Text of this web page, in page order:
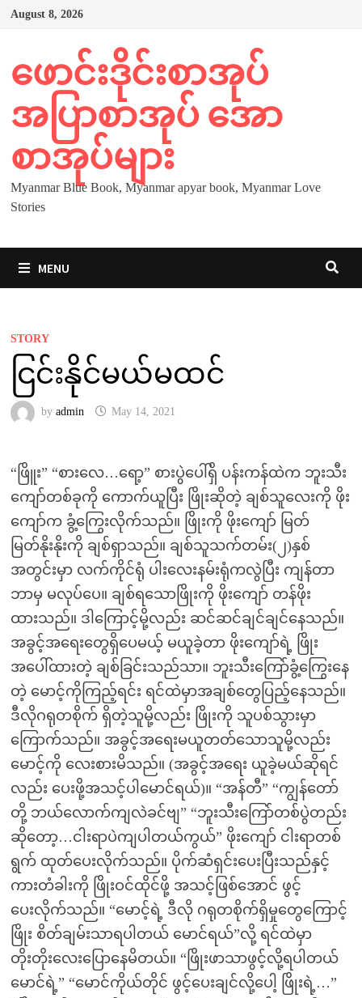
Skip
August 8, 2026
ဖောင်းဒိုင်းစာအုပ်
အပြာစာအုပ် အော
စာအုပ်များ
Myanmar Blue Book, Myanmar apyar book, Myanmar Love
Stories
MENU
STORY
ငြင်းနိုင်မယ်မထင်
by admin May 14, 2021
“ဖြိူး” “စားလေ…ရော့” စားပွဲပေါ်ရှိ ပန်းကန်ထဲက ဘူးသီး
ကျော်တစ်ခုကို ကောက်ယူပြီး ဖြိုးဆိုတဲ့ ချစ်သူလေးကို ဖိုး
ကျော်က ခွံ့ကြွေးလိုက်သည်။ ဖြိုးကို ဖိုးကျော် မြတ်
မြတ်နိုးနိုးကို ချစ်ရှာသည်။ ချစ်သူသက်တမ်း(၂)နှစ်
အတွင်းမှာ လက်ကိုင်ရုံ ပါးလေးနမ်းရုံကလွဲပြီး ကျန်တာ
ဘာမှ မလုပ်ပေ။ ချစ်ရသောဖြိုးကို ဖိုးကျော် တန်ဖိုး
ထားသည်။ ဒါကြောင့်မို့လည်း ဆင်ဆင်ချင်ချင်နေသည်။
အခွင့်အရေးတွေရှိပေမယ့် မယူခဲ့တာ ဖိုးကျော်ရဲ့ ဖြိုး
အပေါ်ထားတဲ့ ချစ်ခြင်းသည်သာ။ ဘူးသီးကြော်ခွံ့ကြွေးနေ
တဲ့ မောင့်ကိုကြည့်ရင်း ရင်ထဲမှာအချစ်တွေပြည့်နေသည်။
ဒီလိုဂရုတစိုက် ရှိတဲ့သူမို့လည်း ဖြိုးကို သူပစ်သွားမှာ
ကြောက်သည်။ အခွင့်အရေးမယူတတ်သောသူမို့လည်း
မောင့်ကို လေးစားမိသည်။ (အခွင့်အရေး ယူခဲ့မယ်ဆိုရင်
လည်း ပေးဖို့အသင့်ပါမောင်ရယ်)။ “အန်တီ” “ကျွန်တော်
တို့ ဘယ်လောက်ကျလဲခင်ဗျ” “ဘူးသီးကြော်တစ်ပွဲတည်း
ဆိုတော့…ငါးရာပဲကျပါတယ်ကွယ်” ဖိုးကျော် ငါးရာတစ်
ရွက် ထုတ်ပေးလိုက်သည်။ ပိုက်ဆံရှင်းပေးပြီးသည်နှင့်
ကားတံခါးကို ဖြိုးဝင်ထိုင်ဖို့ အသင့်ဖြစ်အောင် ဖွင့်
ပေးလိုက်သည်။ “မောင့်ရဲ့ ဒီလို ဂရုတစိုက်ရှိမှုတွေကြောင့်
ဖြိုး စိတ်ချမ်းသာရပါတယ် မောင်ရယ်”လို့ ရင်ထဲမှာ
တိုးတိုးလေးပြောနေမိတယ်။ “ဖြိုးဖာသာဖွင့်လို့ရပါတယ်
မောင်ရဲ့” “မောင်ကိုယ်တိုင် ဖွင့်ပေးချင်လို့ပေါ့ ဖြိုးရဲ့…”